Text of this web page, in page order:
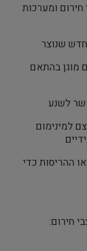
ומערכות
מוגן בהתאם
למינימום
ההריסות כדי